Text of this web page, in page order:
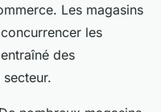
Les magasins
les
des